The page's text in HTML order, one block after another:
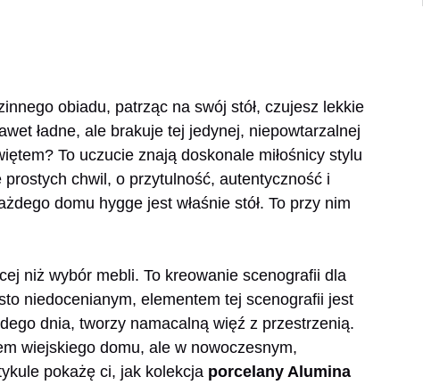
obiadu, patrząc na swój stół, czujesz lekkie
ładne, ale brakuje tej jedynej, niepowtarzalnej
To uczucie znają doskonale miłośnicy stylu
chwil, o przytulność, autentyczność i
domu hygge jest właśnie stół. To przy nim
niż wybór mebli. To kreowanie scenografii dla
niedocenianym, elementem tej scenografii jest
dnia, tworzy namacalną więź z przestrzenią.
wiejskiego domu, ale w nowoczesnym,
pokażę ci, jak kolekcja porcelany Alumina